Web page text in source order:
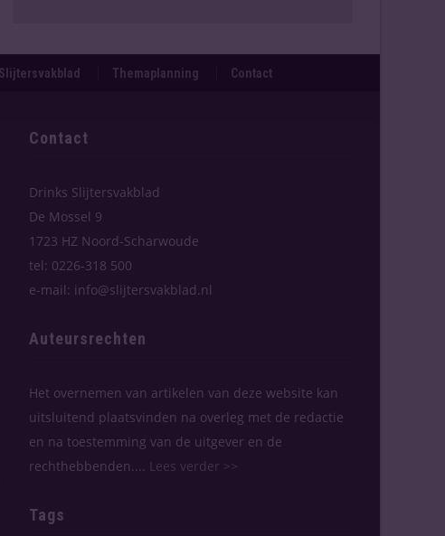
Themaplanning Contact
Contact
Drinks Slijtersvakblad
De Mossel 9
1723 HZ Noord-Scharwoude
tel: 0226-318 500
e-mail: info@slijtersvakblad.nl
Auteursrechten
Het overnemen van artikelen van deze website kan
uitsluitend plaatsvinden na overleg met de redactie
en na toestemming van de uitgever en de
rechthebbenden.... Lees verder >>
Tags